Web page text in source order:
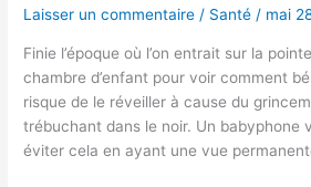
Laisser un commentaire / Santé / mai
Finie l’époque où l’on entrait sur la
chambre d’enfant pour voir comment
risque de le réveiller à cause du
trébuchant dans le noir. Un babyphone
éviter cela en ayant une vue